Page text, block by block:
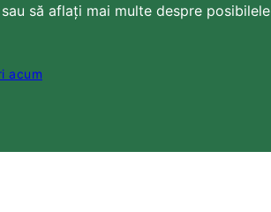
să aflați mai multe despre posibilele
acum